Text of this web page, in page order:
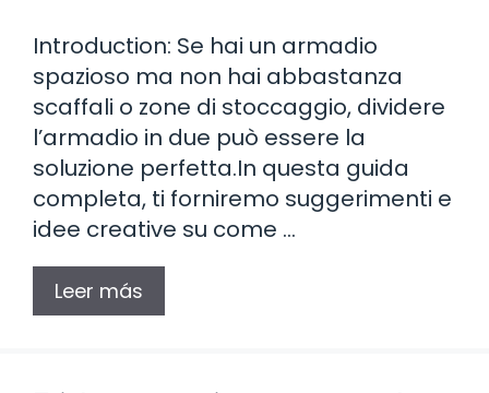
Introduction: Se hai un armadio
spazioso ma non hai abbastanza
scaffali o zone di stoccaggio, dividere
l’armadio in due può essere la
soluzione perfetta.In questa guida
completa, ti forniremo suggerimenti e
idee creative su come …
Leer más